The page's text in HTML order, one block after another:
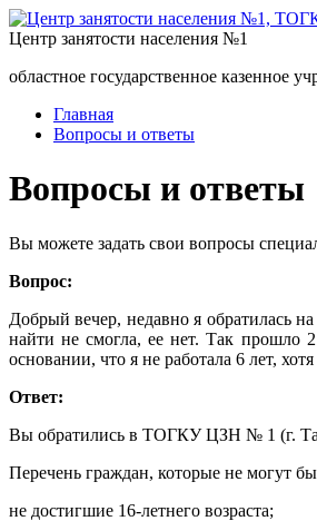
Центр занятости населения №1
областное государственное казенное
Главная
Вопросы и ответы
Вопросы и ответы
Вы можете задать свои вопросы
Вопрос:
Добрый вечер, недавно я обратилась
найти не смогла, ее нет. Так прошло
основании, что я не работала 6 лет,
Ответ:
Вы обратились в ТОГКУ ЦЗН № 1 (г.
Перечень граждан, которые не могут
не достигшие 16-летнего возраста;